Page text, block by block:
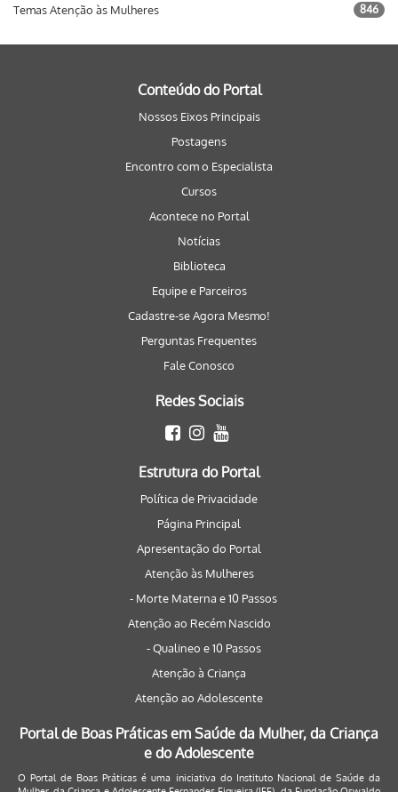
Temas Atenção às Mulheres 846
Conteúdo do Portal
Nossos Eixos Principais
Postagens
Encontro com o Especialista
Cursos
Acontece no Portal
Notícias
Biblioteca
Equipe e Parceiros
Cadastre-se Agora Mesmo!
Perguntas Frequentes
Fale Conosco
Redes Sociais
Estrutura do Portal
Política de Privacidade
Página Principal
Apresentação do Portal
Atenção às Mulheres
- Morte Materna e 10 Passos
Atenção ao Recém Nascido
- Qualineo e 10 Passos
Atenção à Criança
Atenção ao Adolescente
Portal de Boas Práticas em Saúde da Mulher, da Criança
e do Adolescente
O Portal de Boas Práticas é uma iniciativa do Instituto Nacional de Saúde da